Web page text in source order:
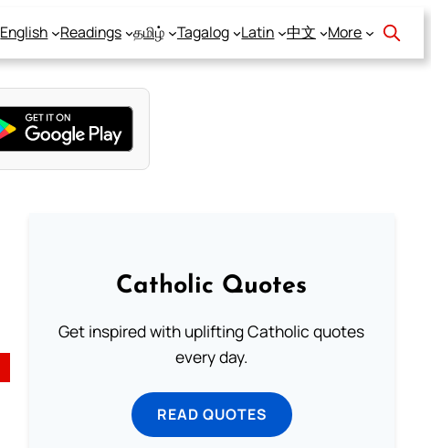
English Readings தமிழ் Tagalog Latin 中文 More
Catholic Quotes
Get inspired with uplifting Catholic quotes
every day.
READ QUOTES